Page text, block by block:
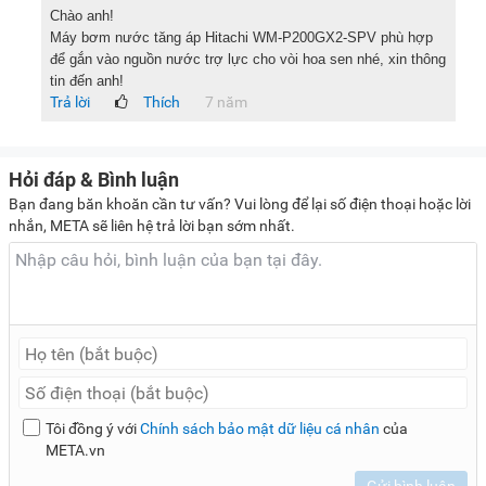
thuật, chức năng hay chất lượng của máy bơm nước tăng áp
Hitachi WM-P200GX2-SPV-WH.
Để thiết bị luôn vận hành ổn định, duy trì hiệu suất tốt và kéo
dài tuổi thọ, người dùng cần lưu ý một số điểm sau trong
quá trình lắp đặt và sử dụng:
Trước khi tiến hành lắp đặt, cần đảm bảo nguồn điện cấp
nước không bị rò rỉ hay nứt vỡ.
Nên lắp đặt máy bơm ở những vị trí bằng phẳng, khô ráo
để hạn chế tình trạng rung lắc cơ học có thể gây ảnh
Nếu lắp đặt thiết bị ở khu vực ngoài trời, mặc dù máy có
khả năng chịu thời tiết, người dùng vẫn nên trang bị thêm
Chào anh!
Máy bơm nước tăng áp Hitachi WM-P200GX2-SPV phù hợp
để gắn vào nguồn nước trợ lực cho vòi hoa sen nhé, xin thông
tin đến anh!
Trả lời Thích 7 năm
Hỏi đáp & Bình luận
Bạn đang băn khoăn cần tư vấn? Vui lòng để lại số điện thoại hoặc lời
nhắn, META sẽ liên hệ trả lời bạn sớm nhất.
Tôi đồng ý vớiChính sách bảo mật dữ liệu cá nhân của
META.vn